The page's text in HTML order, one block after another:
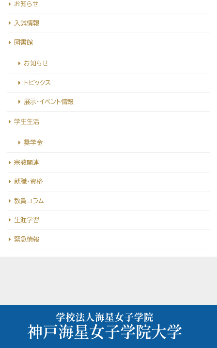
お知らせ
入試情報
図書館
お知らせ
トピックス
展示・イベント情報
学生生活
奨学金
宗教関連
就職・資格
教員コラム
生涯学習
緊急情報